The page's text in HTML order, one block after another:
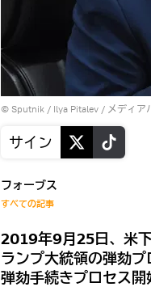
© Sputnik / Ilya Pitalev / メディア
サイン
フォーブス
すべての記事
2019年9月25日、米
ランプ大統領の弾劾
弾劾手続きプロセス